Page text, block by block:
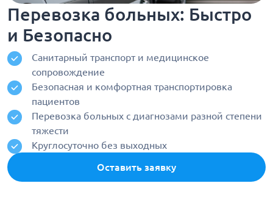
Перевозка больных: Быстро
и Безопасно
Санитарный транспорт и медицинское
сопровождение
Безопасная и комфортная транспортировка
пациентов
Перевозка больных с диагнозами разной степени
тяжести
Круглосуточно без выходных
Оставить заявку